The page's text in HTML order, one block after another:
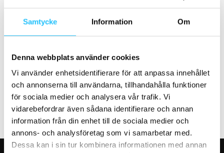
Samtycke Information Om
Denna webbplats använder cookies
Vi använder enhetsidentifierare för att anpassa innehållet
och annonserna till användarna, tillhandahålla funktioner
för sociala medier och analysera vår trafik. Vi
vidarebefordrar även sådana identifierare och annan
information från din enhet till de sociala medier och
annons- och analysföretag som vi samarbetar med.
Dessa kan i sin tur kombinera informationen med annan
Echelon och Wahoo lanserar
Stockholms första e-
cykelcenter
Medley tar hem upphandlingen
om driften av Lidingös nya
simhall